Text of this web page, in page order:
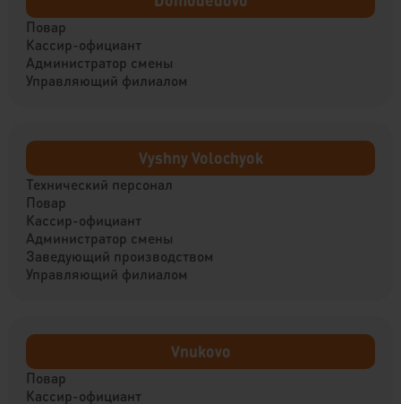
Повар
Кассир-официант
Администратор смены
Управляющий филиалом
Vyshny Volochyok
Технический персонал
Повар
Кассир-официант
Администратор смены
Заведующий производством
Управляющий филиалом
Vnukovo
Повар
Кассир-официант